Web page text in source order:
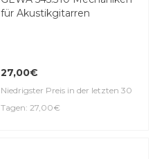
Niedrigster Preis in der letzten 30